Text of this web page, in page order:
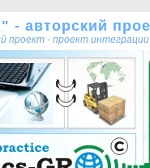
- авторский
проект - проект